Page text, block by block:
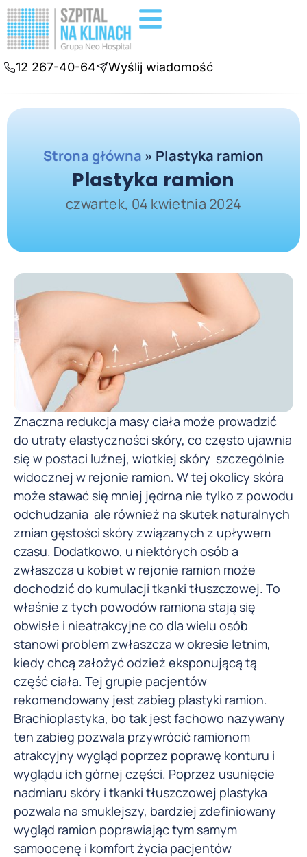
12 267-40-64 Wyślij wiadomość
Strona główna » Plastyka ramion
Plastyka ramion
czwartek, 04 kwietnia 2024
Znaczna redukcja masy ciała może prowadzić
do utraty elastyczności skóry, co często ujawnia
się w postaci luźnej, wiotkiej skóry szczególnie
widocznej w rejonie ramion. W tej okolicy skóra
może stawać się mniej jędrna nie tylko z powodu
odchudzania ale również na skutek naturalnych
zmian gęstości skóry związanych z upływem
czasu. Dodatkowo, u niektórych osób a
zwłaszcza u kobiet w rejonie ramion może
dochodzić do kumulacji tkanki tłuszczowej. To
właśnie z tych powodów ramiona stają się
obwisłe i nieatrakcyjne co dla wielu osób
stanowi problem zwłaszcza w okresie letnim,
kiedy chcą założyć odzież eksponującą tą
część ciała. Tej grupie pacjentów
rekomendowany jest zabieg plastyki ramion.
Brachioplastyka, bo tak jest fachowo nazywany
ten zabieg pozwala przywrócić ramionom
atrakcyjny wygląd poprzez poprawę konturu i
wyglądu ich górnej części. Poprzez usunięcie
nadmiaru skóry i tkanki tłuszczowej plastyka
pozwala na smuklejszy, bardziej zdefiniowany
wygląd ramion poprawiając tym samym
samoocenę i komfort życia pacjentów